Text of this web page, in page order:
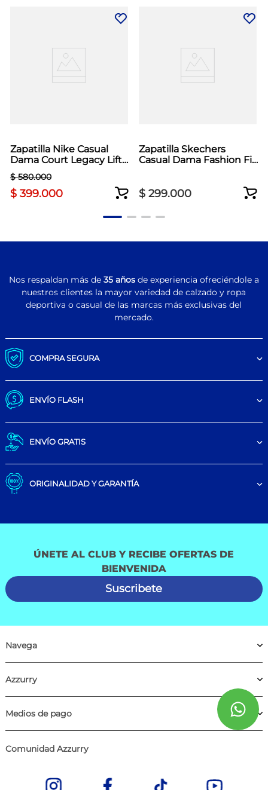
Zapatilla Nike Casual
Dama Court Legacy Lift
Blanco
$ 580.000
$ 399.000
Zapatilla Skechers
Casual Dama Fashion Fit
$ 299.000
Nos respaldan más de 35 añosde experiencia ofreciéndole a
nuestros clientes la mayor variedad de calzado y ropa
deportiva o casual de las marcas más exclusivas del
mercado.
COMPRA SEGURA
ENVÍO FLASH
ENVÍO GRATIS
ORIGINALIDAD Y GARANTÍA
ÚNETE AL CLUB Y RECIBE OFERTAS DE
BIENVENIDA
Suscribete
Navega
Azzurry
Medios de pago
Comunidad Azzurry